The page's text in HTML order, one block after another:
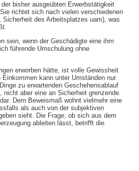
bisher ausgeübten Erwerbstätigkeit
richtet sich nach vielen verschiedenen
des Arbeitsplatzes uam), was
sein, wenn der Geschädigte eine ihm
führende Umschulung ohne
erworben hätte, ist volle Gewissheit
kann unter Umständen nur
zu erwartenden Geschehensablauf
aber eine an Sicherheit grenzende.
Dem Beweismaß wohnt vielmehr eine
als auch von der subjektiven
sieht. Die Frage, ob sich aus dem
ableiten lässt, betrifft die